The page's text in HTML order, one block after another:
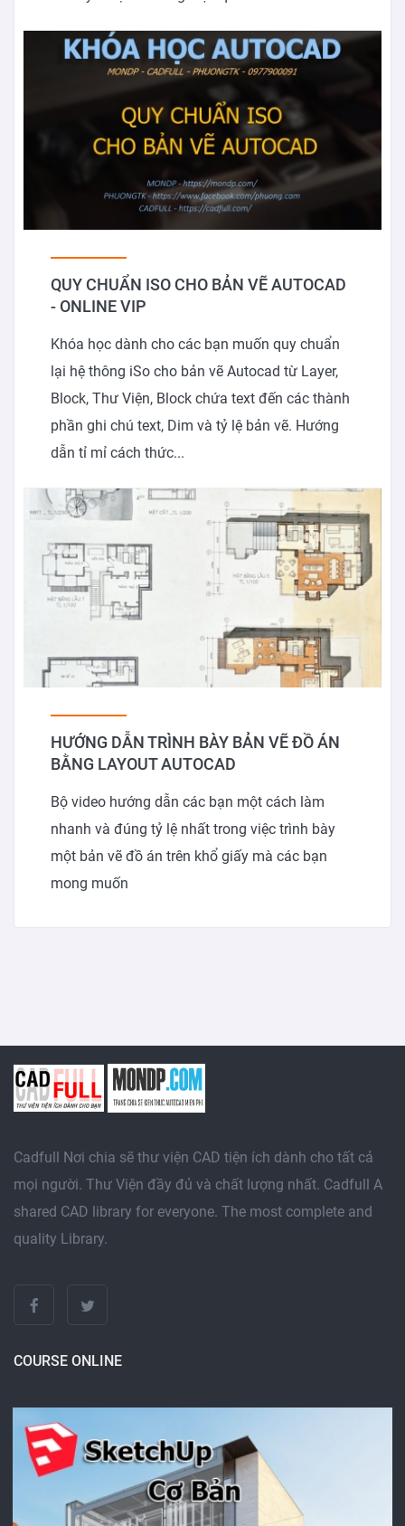
QUY CHUẨN ISO CHO BẢN VẼ AUTOCAD
- ONLINE VIP
Khóa học dành cho các bạn muốn quy chuẩn
lại hệ thông iSo cho bản vẽ Autocad từ Layer,
Block, Thư Viện, Block chứa text đến các thành
phần ghi chú text, Dim và tỷ lệ bản vẽ. Hướng
dẫn tỉ mỉ cách thức...
HƯỚNG DẪN TRÌNH BÀY BẢN VẼ ĐỒ ÁN
BẰNG LAYOUT AUTOCAD
Bộ video hướng dẫn các bạn một cách làm
nhanh và đúng tỷ lệ nhất trong việc trình bày
một bản vẽ đồ án trên khổ giấy mà các bạn
mong muốn
Cadfull Nơi chia sẽ thư viện CAD tiện ích dành cho tất cả
mọi người. Thư Viện đầy đủ và chất lượng nhất. Cadfull A
shared CAD library for everyone. The most complete and
quality Library.
COURSE ONLINE